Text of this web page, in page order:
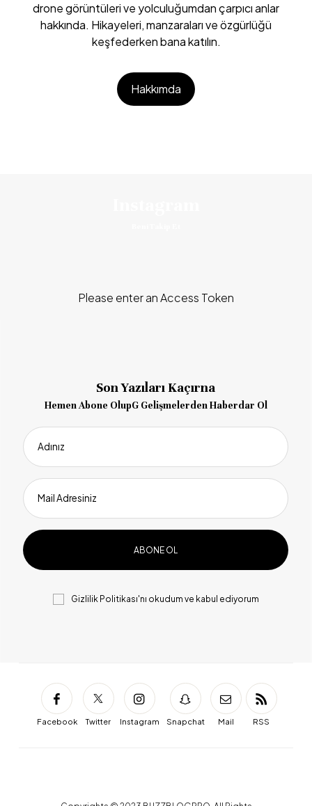
drone görüntüleri ve yolculuğumdan çarpıcı anlar
hakkında. Hikayeleri, manzaraları ve özgürlüğü
keşfederken bana katılın.
Hakkımda
Please enter an Access Token
Son Yazıları Kaçırna
Hemen Abone OlupG Gelişmelerden Haberdar Ol
Adınız
Mail Adresiniz
Gizlilik Politikası'nı okudum ve kabul ediyorum
Facebook Twitter Instagram Snapchat Mail RSS